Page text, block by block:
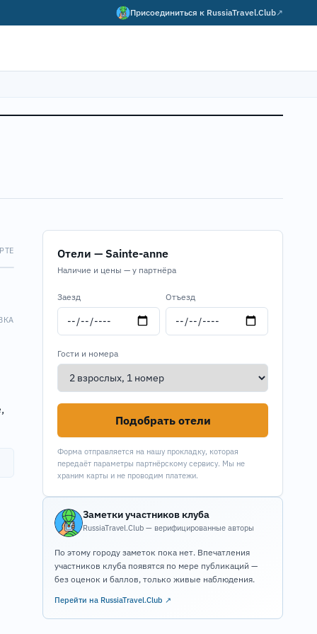
Присоединиться к RussiaTravel.Club↗
Отели — Sainte-anne
Наличие и цены — у партнёра
Заезд Отъезд
Гости и номера
Подобрать отели
Форма отправляется на нашу прокладку, которая
передаёт параметры партнёрскому сервису. Мы не
храним карты и не проводим платежи.
Заметки участников клуба
RussiaTravel.Club — верифицированные авторы
По этому городу заметок пока нет. Впечатления
участников клуба появятся по мере публикаций —
без оценок и баллов, только живые наблюдения.
Перейти на RussiaTravel.Club ↗